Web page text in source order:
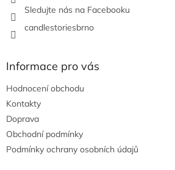
Sledujte nás na Facebooku
candlestoriesbrno
Informace pro vás
Hodnocení obchodu
Kontakty
Doprava
Obchodní podmínky
Podmínky ochrany osobních údajů